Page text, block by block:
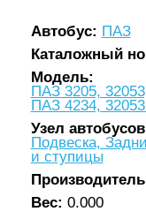
Автобус: ПАЗ
Каталожный
Модель:
ПАЗ 3205,
ПАЗ 4234,
Узел
Подвеска,
и ступицы
Вес: 0.000